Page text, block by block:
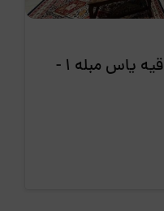
اجاره روزانه آپارتمان صادقیه یاس مبله 1 -